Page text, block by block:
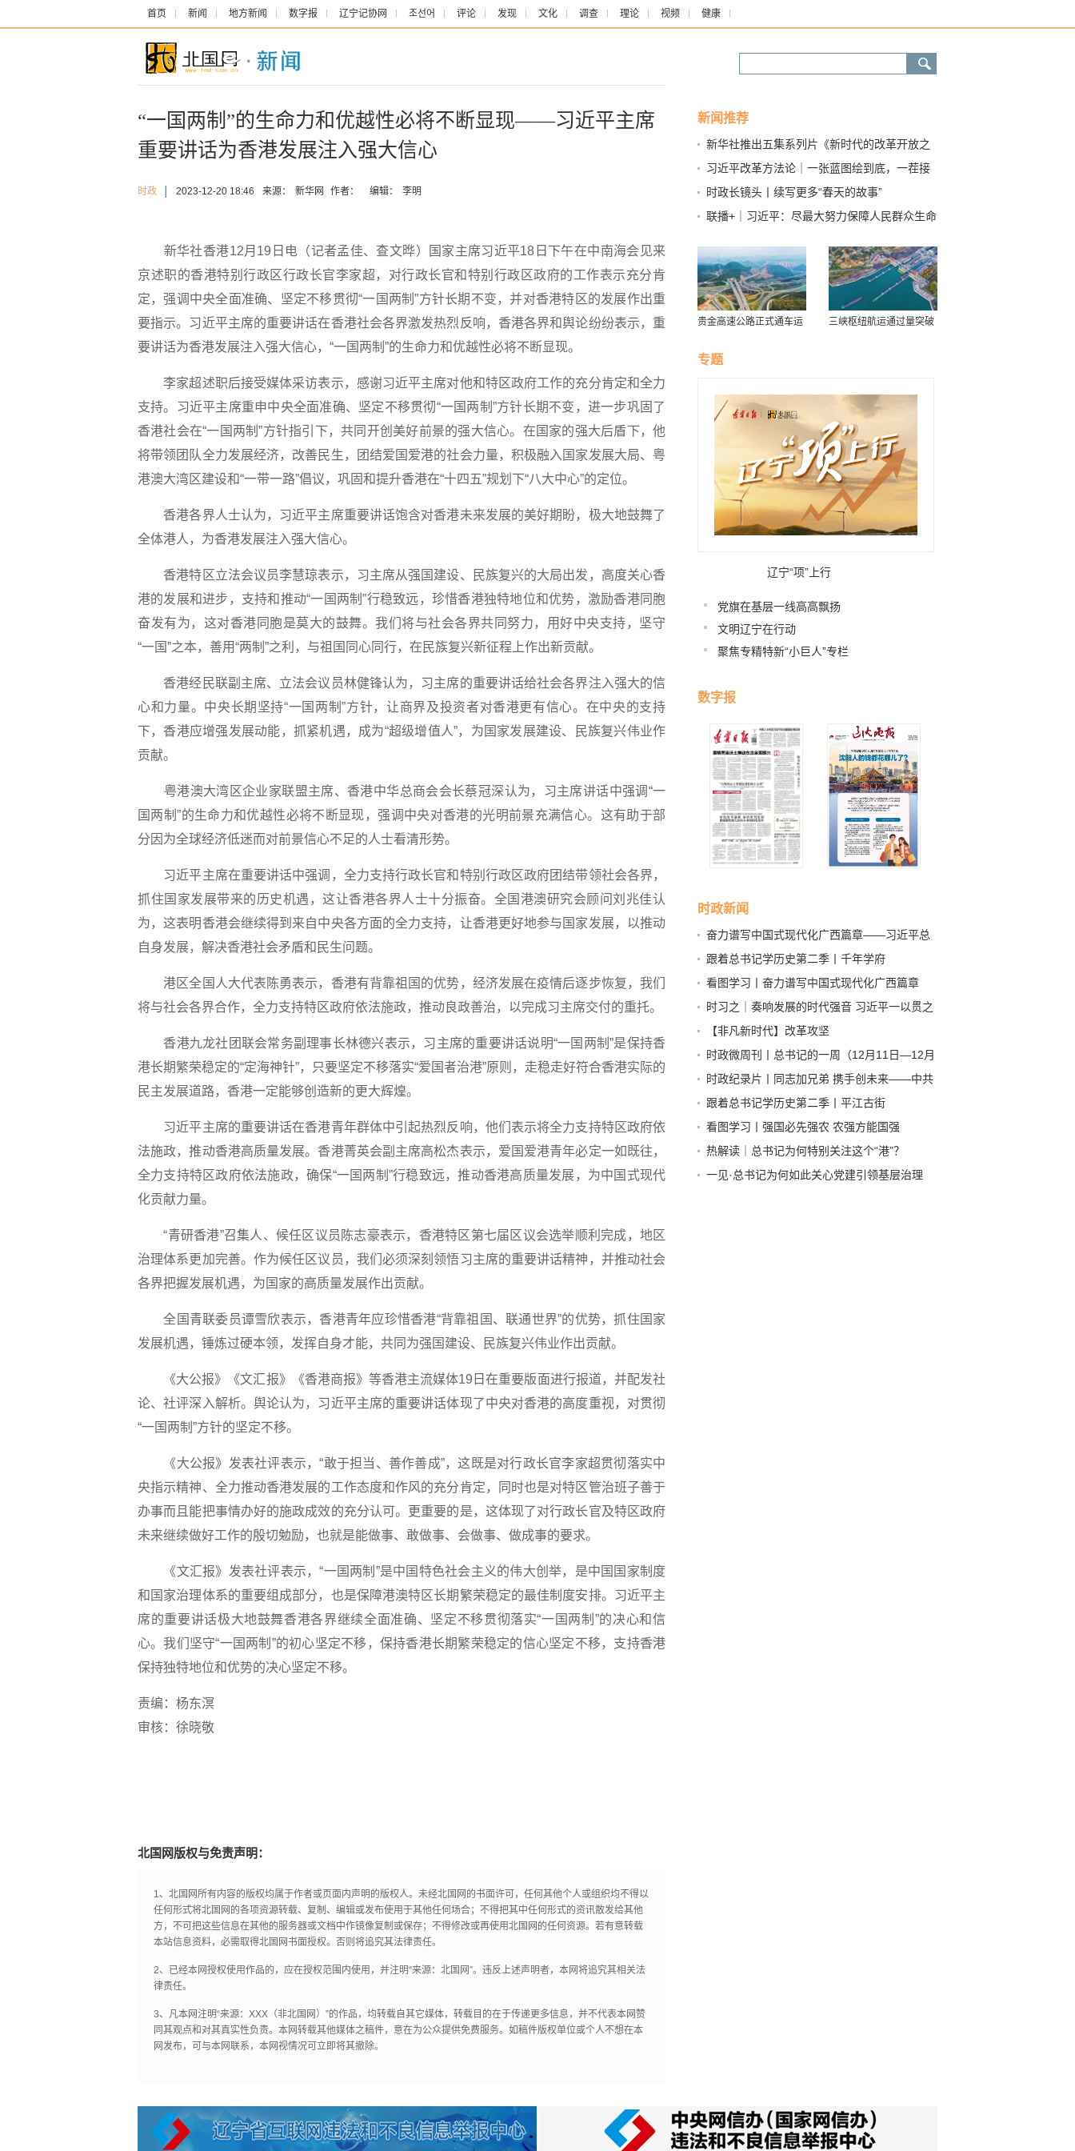
首页 新闻 地方新闻 数字报 辽宁记协网 조선어 评论 发现 文化 调查 理论 视频 健康
“一国两制”的生命力和优越性必将不断显现——习近平主席
重要讲话为香港发展注入强大信心
时政 2023-12-20 18:46 来源： 新华网 作者： 编辑： 李明
新华社香港12月19日电（记者孟佳、查文晔）国家主席习近平18日下午在中南海会见来
京述职的香港特别行政区行政长官李家超，对行政长官和特别行政区政府的工作表示充分肯
定，强调中央全面准确、坚定不移贯彻“一国两制”方针长期不变，并对香港特区的发展作出重
要指示。习近平主席的重要讲话在香港社会各界激发热烈反响，香港各界和舆论纷纷表示，重
要讲话为香港发展注入强大信心，“一国两制”的生命力和优越性必将不断显现。
李家超述职后接受媒体采访表示，感谢习近平主席对他和特区政府工作的充分肯定和全力
支持。习近平主席重申中央全面准确、坚定不移贯彻“一国两制”方针长期不变，进一步巩固了
香港社会在“一国两制”方针指引下，共同开创美好前景的强大信心。在国家的强大后盾下，他
将带领团队全力发展经济，改善民生，团结爱国爱港的社会力量，积极融入国家发展大局、粤
港澳大湾区建设和“一带一路”倡议，巩固和提升香港在“十四五”规划下“八大中心”的定位。
香港各界人士认为，习近平主席重要讲话饱含对香港未来发展的美好期盼，极大地鼓舞了
全体港人，为香港发展注入强大信心。
香港特区立法会议员李慧琼表示，习主席从强国建设、民族复兴的大局出发，高度关心香
港的发展和进步，支持和推动“一国两制”行稳致远，珍惜香港独特地位和优势，激励香港同胞
奋发有为，这对香港同胞是莫大的鼓舞。我们将与社会各界共同努力，用好中央支持，坚守
“一国”之本，善用“两制”之利，与祖国同心同行，在民族复兴新征程上作出新贡献。
香港经民联副主席、立法会议员林健锋认为，习主席的重要讲话给社会各界注入强大的信
心和力量。中央长期坚持“一国两制”方针，让商界及投资者对香港更有信心。在中央的支持
下，香港应增强发展动能，抓紧机遇，成为“超级增值人”，为国家发展建设、民族复兴伟业作
贡献。
粤港澳大湾区企业家联盟主席、香港中华总商会会长蔡冠深认为，习主席讲话中强调“一
国两制”的生命力和优越性必将不断显现，强调中央对香港的光明前景充满信心。这有助于部
分因为全球经济低迷而对前景信心不足的人士看清形势。
习近平主席在重要讲话中强调，全力支持行政长官和特别行政区政府团结带领社会各界，
抓住国家发展带来的历史机遇，这让香港各界人士十分振奋。全国港澳研究会顾问刘兆佳认
为，这表明香港会继续得到来自中央各方面的全力支持，让香港更好地参与国家发展，以推动
自身发展，解决香港社会矛盾和民生问题。
港区全国人大代表陈勇表示，香港有背靠祖国的优势，经济发展在疫情后逐步恢复，我们
将与社会各界合作，全力支持特区政府依法施政，推动良政善治，以完成习主席交付的重托。
香港九龙社团联会常务副理事长林德兴表示，习主席的重要讲话说明“一国两制”是保持香
港长期繁荣稳定的“定海神针”，只要坚定不移落实“爱国者治港”原则，走稳走好符合香港实际的
民主发展道路，香港一定能够创造新的更大辉煌。
习近平主席的重要讲话在香港青年群体中引起热烈反响，他们表示将全力支持特区政府依
法施政，推动香港高质量发展。香港菁英会副主席高松杰表示，爱国爱港青年必定一如既往，
全力支持特区政府依法施政，确保“一国两制”行稳致远，推动香港高质量发展，为中国式现代
化贡献力量。
“青研香港”召集人、候任区议员陈志豪表示，香港特区第七届区议会选举顺利完成，地区
治理体系更加完善。作为候任区议员，我们必须深刻领悟习主席的重要讲话精神，并推动社会
各界把握发展机遇，为国家的高质量发展作出贡献。
全国青联委员谭雪欣表示，香港青年应珍惜香港“背靠祖国、联通世界”的优势，抓住国家
发展机遇，锤炼过硬本领，发挥自身才能，共同为强国建设、民族复兴伟业作出贡献。
《大公报》《文汇报》《香港商报》等香港主流媒体19日在重要版面进行报道，并配发社
论、社评深入解析。舆论认为，习近平主席的重要讲话体现了中央对香港的高度重视，对贯彻
“一国两制”方针的坚定不移。
《大公报》发表社评表示，“敢于担当、善作善成”，这既是对行政长官李家超贯彻落实中
央指示精神、全力推动香港发展的工作态度和作风的充分肯定，同时也是对特区管治班子善于
办事而且能把事情办好的施政成效的充分认可。更重要的是，这体现了对行政长官及特区政府
未来继续做好工作的殷切勉励，也就是能做事、敢做事、会做事、做成事的要求。
《文汇报》发表社评表示，“一国两制”是中国特色社会主义的伟大创举，是中国国家制度
和国家治理体系的重要组成部分，也是保障港澳特区长期繁荣稳定的最佳制度安排。习近平主
席的重要讲话极大地鼓舞香港各界继续全面准确、坚定不移贯彻落实“一国两制”的决心和信
心。我们坚守“一国两制”的初心坚定不移，保持香港长期繁荣稳定的信心坚定不移，支持香港
保持独特地位和优势的决心坚定不移。
责编：杨东溟
审核：徐晓敬
北国网版权与免责声明：
1、北国网所有内容的版权均属于作者或页面内声明的版权人。未经北国网的书面许可，任何其他个人或组织均不得以
任何形式将北国网的各项资源转载、复制、编辑或发布使用于其他任何场合；不得把其中任何形式的资讯散发给其他
方，不可把这些信息在其他的服务器或文档中作镜像复制或保存；不得修改或再使用北国网的任何资源。若有意转载
本站信息资料，必需取得北国网书面授权。否则将追究其法律责任。
2、已经本网授权使用作品的，应在授权范围内使用，并注明“来源：北国网”。违反上述声明者，本网将追究其相关法
律责任。
3、凡本网注明“来源：XXX（非北国网）”的作品，均转载自其它媒体，转载目的在于传递更多信息，并不代表本网赞
同其观点和对其真实性负责。本网转载其他媒体之稿件，意在为公众提供免费服务。如稿件版权单位或个人不想在本
网发布，可与本网联系，本网视情况可立即将其撤除。
新闻推荐
新华社推出五集系列片《新时代的改革开放之
路》
习近平改革方法论｜一张蓝图绘到底，一茬接
着一茬干
时政长镜头丨续写更多“春天的故事”
联播+｜习近平：尽最大努力保障人民群众生命
贵金高速公路正式通车运
三峡枢纽航运通过量突破
专题
辽宁“项”上行
党旗在基层一线高高飘扬
文明辽宁在行动
聚焦专精特新“小巨人”专栏
数字报
时政新闻
奋力谱写中国式现代化广西篇章——习近平总
书记在广西考察引发热烈反响
跟着总书记学历史第二季丨千年学府
看图学习丨奋力谱写中国式现代化广西篇章
时习之｜奏响发展的时代强音 习近平一以贯之
强调推进高水平对外开放
【非凡新时代】改革攻坚
时政微周刊丨总书记的一周（12月11日—12月
17日）
时政纪录片丨同志加兄弟 携手创未来——中共
中央总书记、国家主席习近平访问越南纪实
跟着总书记学历史第二季丨平江古街
看图学习丨强国必先强农 农强方能国强
热解读｜总书记为何特别关注这个“港”？
一见·总书记为何如此关心党建引领基层治理